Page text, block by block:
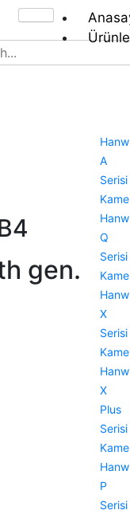
A
Serisi
Q
Serisi
X
Serisi
X
Plus
Serisi
P
Serisi
gen.